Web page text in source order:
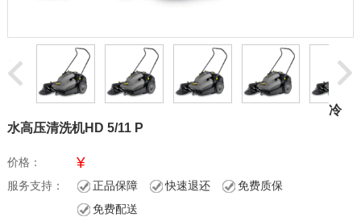
冷
水高压清洗机HD 5/11 P
价格： ¥
服务支持： 正品保障 快速退还
免费质保
免费配送